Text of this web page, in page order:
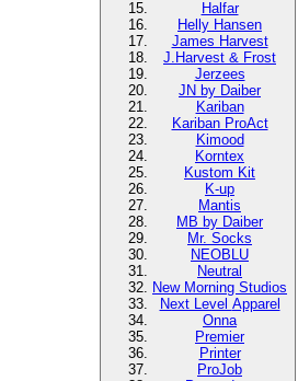
Halfar
Helly Hansen
James Harvest
J.Harvest & Frost
Jerzees
JN by Daiber
Kariban
Kariban ProAct
Kimood
Korntex
Kustom Kit
K-up
Mantis
MB by Daiber
Mr. Socks
NEOBLU
Neutral
New Morning Studios
Next Level Apparel
Onna
Premier
Printer
ProJob